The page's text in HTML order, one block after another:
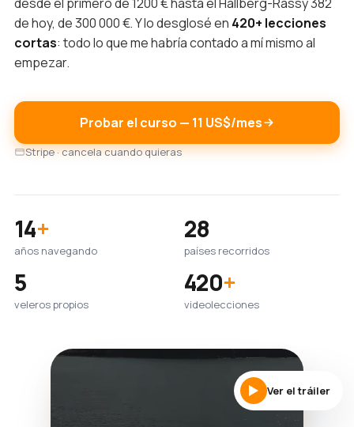
de hoy, de 300 000 €. Y lo desglosé en 420+ lecciones
cortas: todo lo que me habría contado a mí mismo al
empezar.
Probar el curso — 11 US$/mes
Stripe · cancela cuando quieras
14+
años navegando
28
países recorridos
5
veleros propios
420+
videolecciones
Ver el tráiler